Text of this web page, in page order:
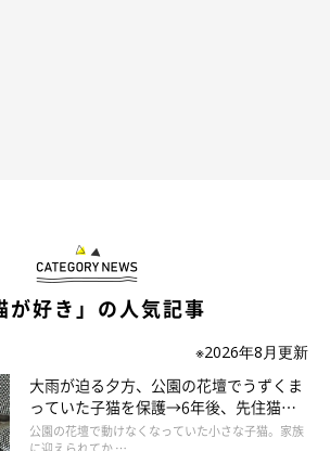
が好き」の人気記事
※2026年8月更新
大雨が迫る夕方、公園の花壇でうずくま
っていた子猫を保護→6年後、先住猫
と“姉妹”のような関係に
公園の花壇で動けなくなっていた小さな子猫。家族